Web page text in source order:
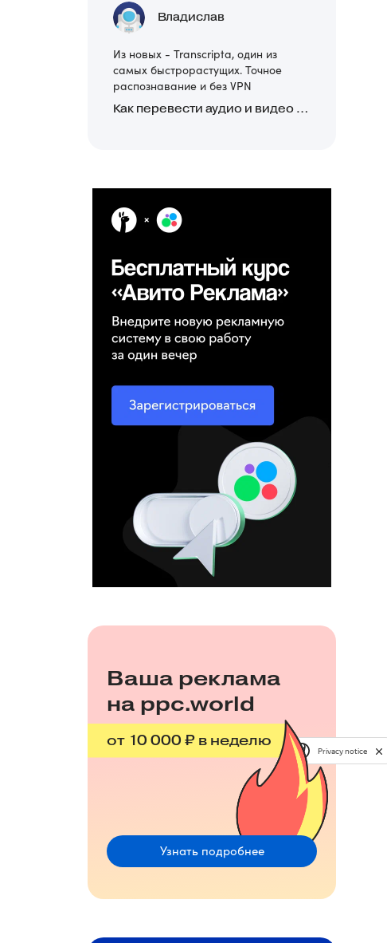
Владислав
Из новых - Transcripta, один из
самых быстрорастущих. Точное
распознавание и без VPN
Как перевести аудио и видео в текст: обзор 24 нейросетей, программ и сервисов для транскрибации
Ваша реклама
на ppc.world
от 10 000 ₽ в неделю
Узнать подробнее
Privacy notice